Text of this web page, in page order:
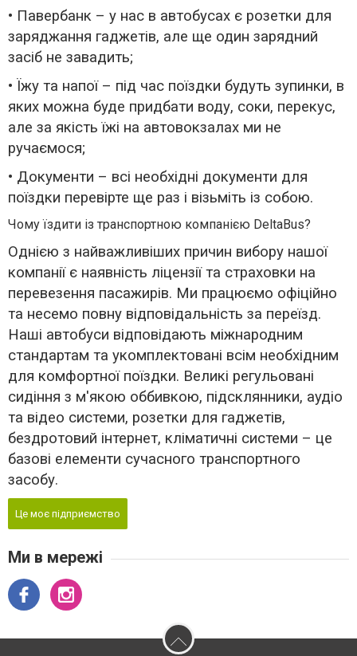
• Павербанк – у нас в автобусах є розетки для
заряджання гаджетів, але ще один зарядний
засіб не завадить;
• Їжу та напої – під час поїздки будуть зупинки, в
яких можна буде придбати воду, соки, перекус,
але за якість їжі на автовокзалах ми не
ручаємося;
• Документи – всі необхідні документи для
поїздки перевірте ще раз і візьміть із собою.
Чому їздити із транспортною компанією DeltaBus?
Однією з найважливіших причин вибору нашої
компанії є наявність ліцензії та страховки на
перевезення пасажирів. Ми працюємо офіційно
та несемо повну відповідальність за переїзд.
Наші автобуси відповідають міжнародним
стандартам та укомплектовані всім необхідним
для комфортної поїздки. Великі регульовані
сидіння з м'якою оббивкою, підсклянники, аудіо
та відео системи, розетки для гаджетів,
бездротовий інтернет, кліматичні системи – це
базові елементи сучасного транспортного
засобу.
Це моє підприємство
Ми в мережі